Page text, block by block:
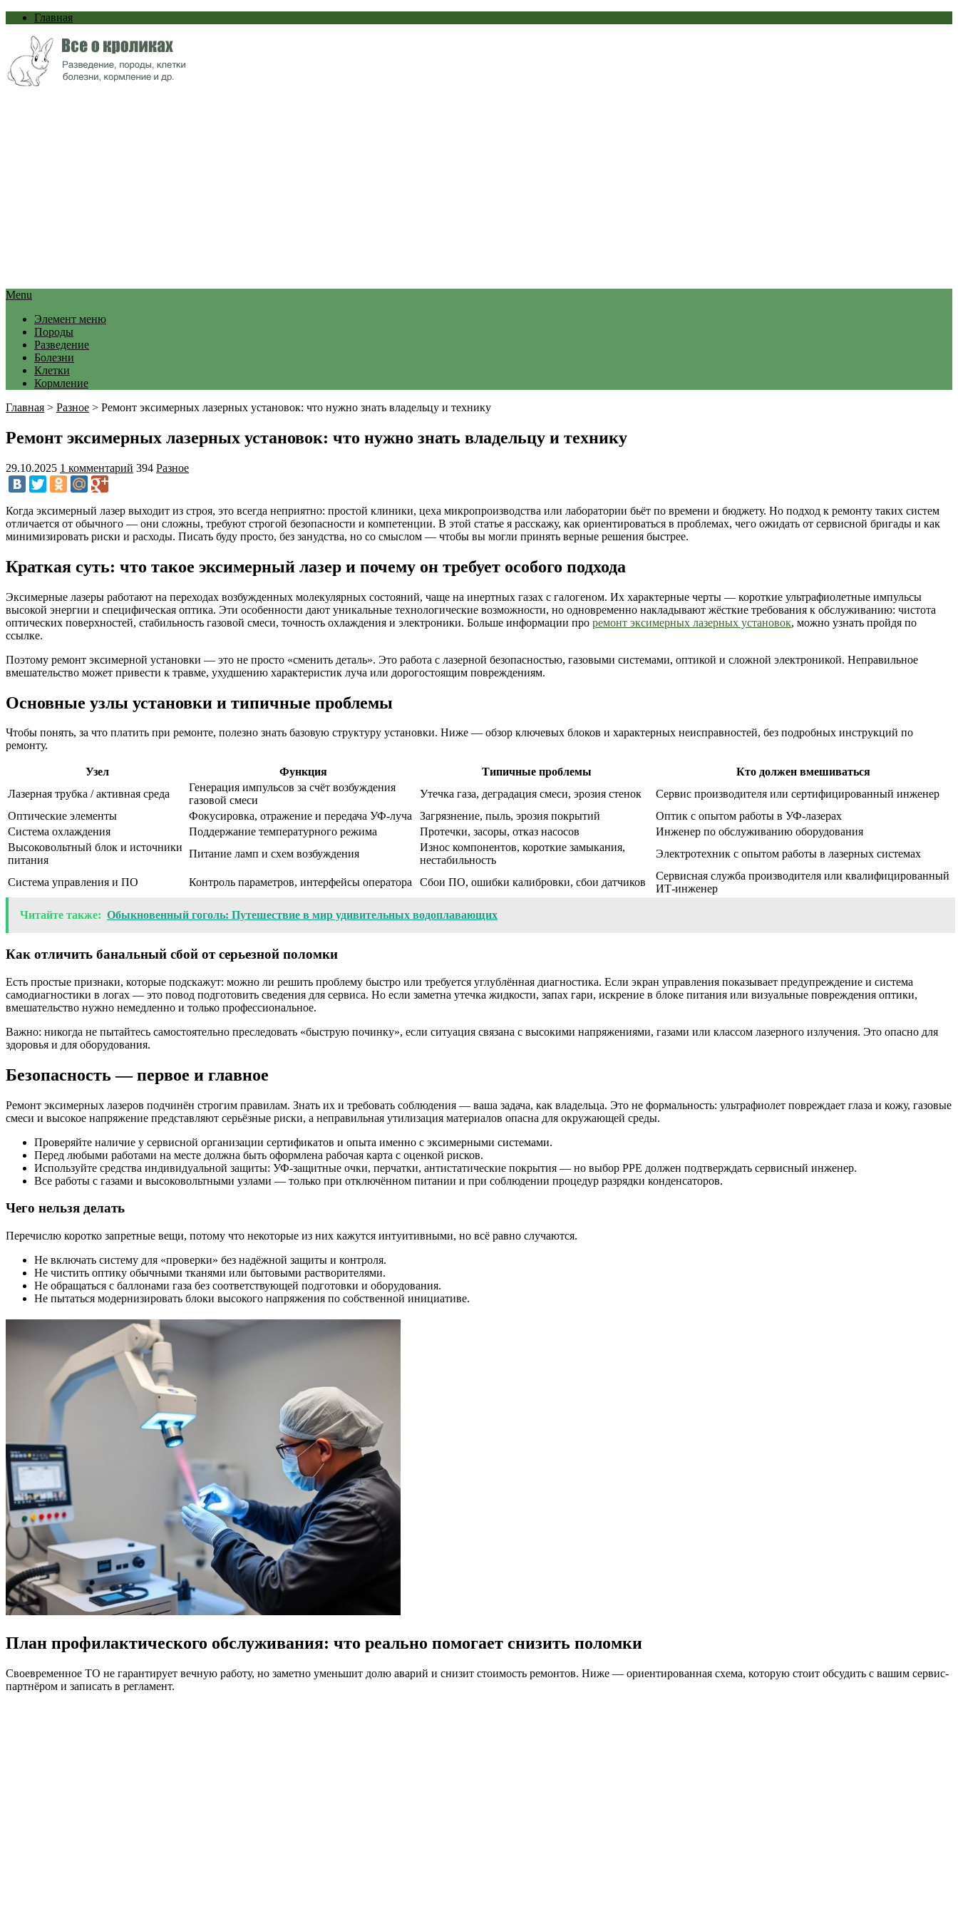
Главная
Menu
Элемент меню
Породы
Разведение
Болезни
Клетки
Кормление
Главная > Разное > Ремонт эксимерных лазерных установок: что нужно знать владельцу и технику
Ремонт эксимерных лазерных установок: что нужно знать владельцу и технику
29.10.2025 1 комментарий 394 Разное
Когда эксимерный лазер выходит из строя, это всегда неприятно: простой клиники, цеха микропроизводства или лаборатории бьёт по времени и бюджету. Но подход к ремонту таких систем
отличается от обычного — они сложны, требуют строгой безопасности и компетенции. В этой статье я расскажу, как ориентироваться в проблемах, чего ожидать от сервисной бригады и как
минимизировать риски и расходы. Писать буду просто, без занудства, но со смыслом — чтобы вы могли принять верные решения быстрее.
Краткая суть: что такое эксимерный лазер и почему он требует особого подхода
Эксимерные лазеры работают на переходах возбужденных молекулярных состояний, чаще на инертных газах с галогеном. Их характерные черты — короткие ультрафиолетные импульсы
высокой энергии и специфическая оптика. Эти особенности дают уникальные технологические возможности, но одновременно накладывают жёсткие требования к обслуживанию: чистота
оптических поверхностей, стабильность газовой смеси, точность охлаждения и электроники. Больше информации про ремонт эксимерных лазерных установок, можно узнать пройдя по
ссылке.
Поэтому ремонт эксимерной установки — это не просто «сменить деталь». Это работа с лазерной безопасностью, газовыми системами, оптикой и сложной электроникой. Неправильное
вмешательство может привести к травме, ухудшению характеристик луча или дорогостоящим повреждениям.
Основные узлы установки и типичные проблемы
Чтобы понять, за что платить при ремонте, полезно знать базовую структуру установки. Ниже — обзор ключевых блоков и характерных неисправностей, без подробных инструкций по
ремонту.
Узел Функция Типичные проблемы
Кто должен вмешиваться
Лазерная трубка / активная среда
Генерация импульсов за счёт возбуждения
газовой смеси
Утечка газа, деградация смеси, эрозия стенок
Сервис производителя или сертифицированный инженер
Оптические элементы
Фокусировка, отражение и передача УФ-луча Загрязнение, пыль, эрозия покрытий
Оптик с опытом работы в УФ-лазерах
Система охлаждения
Поддержание температурного режима Протечки, засоры, отказ насосов
Инженер по обслуживанию оборудования
Высоковольтный блок и источники
питания
Питание ламп и схем возбуждения
Износ компонентов, короткие замыкания,
нестабильность
Электротехник с опытом работы в лазерных системах
Система управления и ПО Контроль параметров, интерфейсы оператора Сбои ПО, ошибки калибровки, сбои датчиков
Сервисная служба производителя или квалифицированный
ИТ-инженер
Читайте также: Обыкновенный гоголь: Путешествие в мир удивительных водоплавающих
Как отличить банальный сбой от серьезной поломки
Есть простые признаки, которые подскажут: можно ли решить проблему быстро или требуется углублённая диагностика. Если экран управления показывает предупреждение и система
самодиагностики в логах — это повод подготовить сведения для сервиса. Но если заметна утечка жидкости, запах гари, искрение в блоке питания или визуальные повреждения оптики,
вмешательство нужно немедленно и только профессиональное.
Важно: никогда не пытайтесь самостоятельно преследовать «быструю починку», если ситуация связана с высокими напряжениями, газами или классом лазерного излучения. Это опасно для
здоровья и для оборудования.
Безопасность — первое и главное
Ремонт эксимерных лазеров подчинён строгим правилам. Знать их и требовать соблюдения — ваша задача, как владельца. Это не формальность: ультрафиолет повреждает глаза и кожу, газовые
смеси и высокое напряжение представляют серьёзные риски, а неправильная утилизация материалов опасна для окружающей среды.
Проверяйте наличие у сервисной организации сертификатов и опыта именно с эксимерными системами.
Перед любыми работами на месте должна быть оформлена рабочая карта с оценкой рисков.
Используйте средства индивидуальной защиты: УФ-защитные очки, перчатки, антистатические покрытия — но выбор PPE должен подтверждать сервисный инженер.
Все работы с газами и высоковольтными узлами — только при отключённом питании и при соблюдении процедур разрядки конденсаторов.
Чего нельзя делать
Перечислю коротко запретные вещи, потому что некоторые из них кажутся интуитивными, но всё равно случаются.
Не включать систему для «проверки» без надёжной защиты и контроля.
Не чистить оптику обычными тканями или бытовыми растворителями.
Не обращаться с баллонами газа без соответствующей подготовки и оборудования.
Не пытаться модернизировать блоки высокого напряжения по собственной инициативе.
План профилактического обслуживания: что реально помогает снизить поломки
Своевременное ТО не гарантирует вечную работу, но заметно уменьшит долю аварий и снизит стоимость ремонтов. Ниже — ориентированная схема, которую стоит обсудить с вашим сервис-
партнёром и записать в регламент.